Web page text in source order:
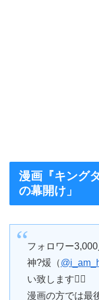
漫画『キング
の幕開け」
フォロワー
神?煖（
い致します🙇‍♂️
漫画の方では最